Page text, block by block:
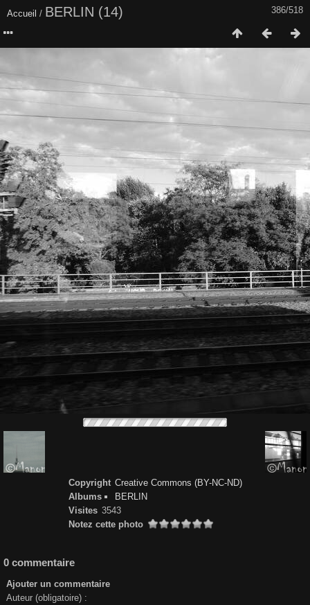
386/518
Accueil / BERLIN (14)
Copyright Creative Commons (BY-NC-ND)
Albums
BERLIN
Visites 3543
Notez cette photo
0 commentaire
Ajouter un commentaire
Auteur (obligatoire) :